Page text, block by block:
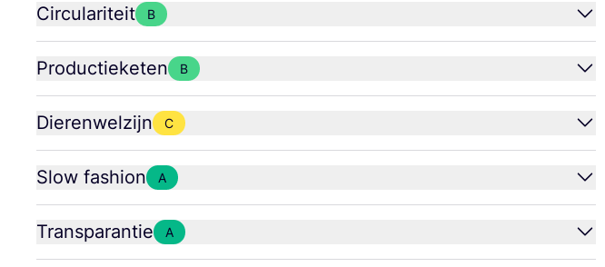
Circulariteit B
Productieketen B
Dierenwelzijn C
Slow fashion A
Transparantie A